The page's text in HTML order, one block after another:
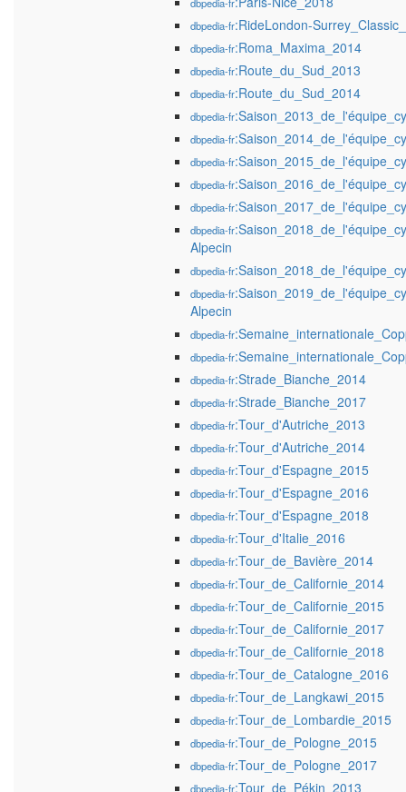
dbpedia-fr:RideLondon-
dbpedia-fr:Roma_Maxima_2014
dbpedia-fr:Route_du_Sud_2013
dbpedia-fr:Route_du_Sud_2014
dbpedia-fr
dbpedia-fr
dbpedia-fr
dbpedia-fr
dbpedia-fr
dbpedia-fr
Alpecin
dbpedia-fr
dbpedia-fr
Alpecin
dbpedia-fr
dbpedia-fr
dbpedia-fr:Strade_Bianche_2014
dbpedia-fr:Strade_Bianche_2017
dbpedia-fr:Tour_d'Autriche_2013
dbpedia-fr:Tour_d'Autriche_2014
dbpedia-fr:Tour_d'Espagne_2015
dbpedia-fr:Tour_d'Espagne_2016
dbpedia-fr:Tour_d'Espagne_2018
dbpedia-fr:Tour_d'Italie_2016
dbpedia-fr:Tour_de_Bavière_2014
dbpedia-fr:Tour_de_Californie_2014
dbpedia-fr:Tour_de_Californie_2015
dbpedia-fr:Tour_de_Californie_2017
dbpedia-fr:Tour_de_Californie_2018
dbpedia-fr:Tour_de_Catalogne_2016
dbpedia-fr:Tour_de_Langkawi_2015
dbpedia-fr:Tour_de_Lombardie_2015
dbpedia-fr:Tour_de_Pologne_2015
dbpedia-fr:Tour_de_Pologne_2017
dbpedia-fr:Tour_de_Pékin_2013